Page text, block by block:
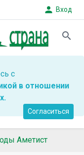
person Вход
search
с
в отношении
Согласиться
Аметист